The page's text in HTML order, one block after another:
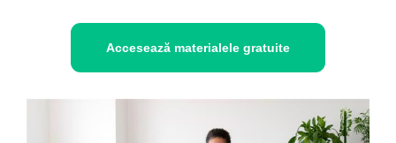
Accesează materialele gratuite